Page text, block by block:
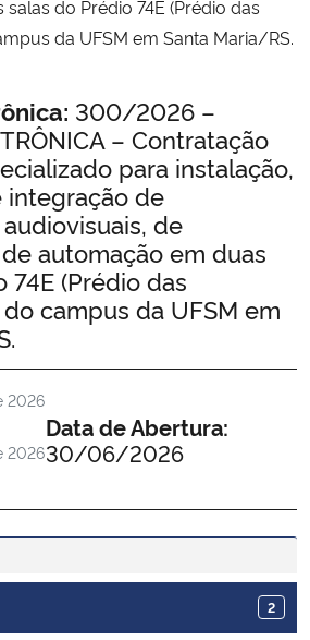
e Abastecimento
Inovações e Comunicações
Regional
e dos Direitos Humanos
do Prédio 74E (Prédio das
da UFSM em Santa Maria/RS.
300/2026 –
– Contratação
para instalação,
integração de
de
automação em duas
74E (Prédio das
campus da UFSM em
2026
2026
Data de Abertura:
30/06/2026
2